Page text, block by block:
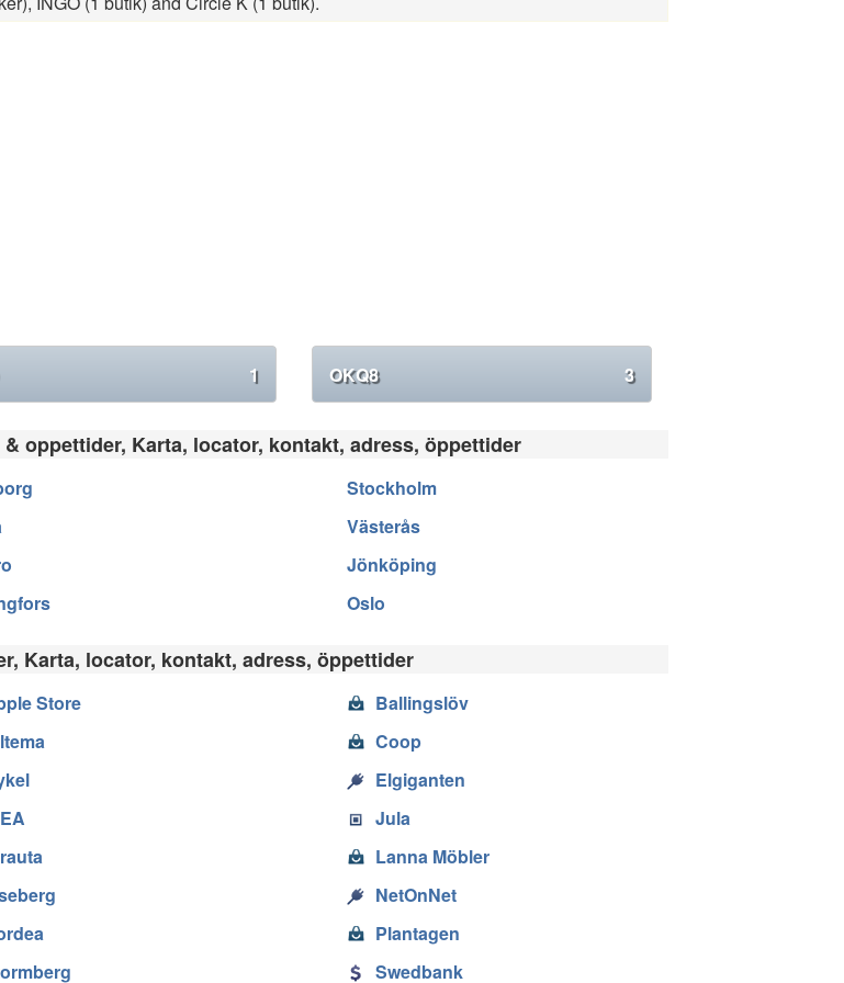
1 OKQ8 3
oppettider, Karta, locator, kontakt, adress, öppettider
Stockholm
Västerås
Jönköping
Oslo
Karta, locator, kontakt, adress, öppettider
Store
Ballingslöv
Coop
Elgiganten
Jula
Lanna Möbler
NetOnNet
Plantagen
Swedbank